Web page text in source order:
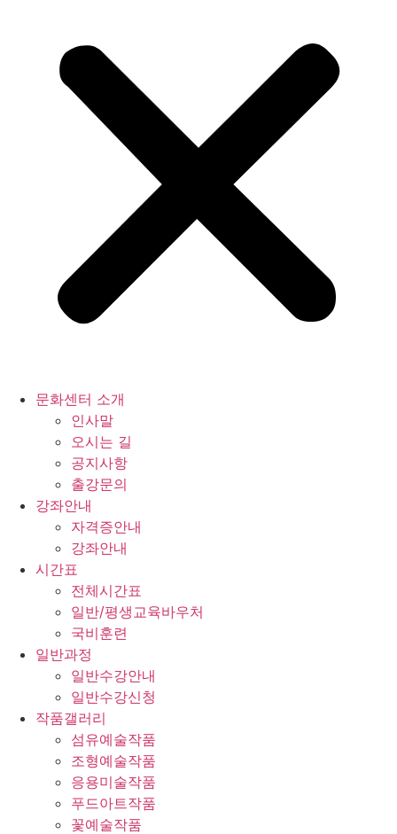
문화센터 소개
인사말
오시는 길
공지사항
출강문의
강좌안내
자격증안내
강좌안내
시간표
전체시간표
일반/평생교육바우처
국비훈련
일반과정
일반수강안내
일반수강신청
작품갤러리
섬유예술작품
조형예술작품
응용미술작품
푸드아트작품
꽃예술작품